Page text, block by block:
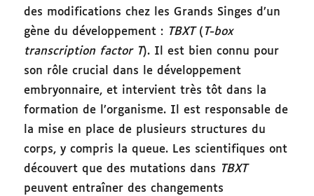
des modifications chez les Grands Singes d’un
gène du développement : TBXT( T-box
transcription factor T). Il est bien connu pour
son rôle crucial dans le développement
embryonnaire, et intervient très tôt dans la
formation de l’organisme. Il est responsable de
la mise en place de plusieurs structures du
corps, y compris la queue. Les scientifiques ont
découvert que des mutations dans TBXT
peuvent entraîner des changements